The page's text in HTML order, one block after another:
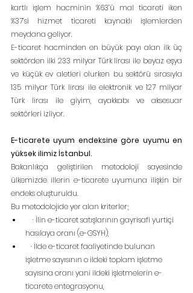
kartlı işlem hacminin %63’ü mal ticareti iken
%37’si hizmet ticareti kaynaklı işlemlerden
meydana geliyor.
E-ticaret hacminden en büyük payı alan ilk üç
sektörden ilki 233 milyar Türk lirası ile beyaz eşya
ve küçük ev aletleri olurken bu sektörü sırasıyla
135 milyar Türk lirası ile elektronik ve 127 milyar
Türk lirası ile giyim, ayakkabı ve aksesuar
sektörleri izliyor.
E-ticarete uyum endeksine göre uyumu en
yüksek ilimiz İstanbul.
Bakanlıkça geliştirilen metodoloji sayesinde
ülkemizde illerin e-ticarete uyumuna ilişkin bir
endeks oluşturuldu.
Bu metodolojide yer alan kriterler;
· İlin e-ticaret satışlarının gayrisafi yurtiçi
hasılaya oranı (e-GSYH),
· İlde e-ticaret faaliyetinde bulunan
işletme sayısının o ildeki toplam işletme
sayısına oranı yani ildeki işletmelerin e-
ticarete entegrasyonu,